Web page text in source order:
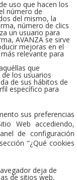
uso que hacen los
número de
del mismo, la
número de clics
un usuario para
AVANZA se sirve
mejoras en el
relevante para
que
los usuarios
de sus hábitos de
específico para
sus preferencias
Web accediendo,
de configuración
“¿Qué cookies
deja de
de sitios web,